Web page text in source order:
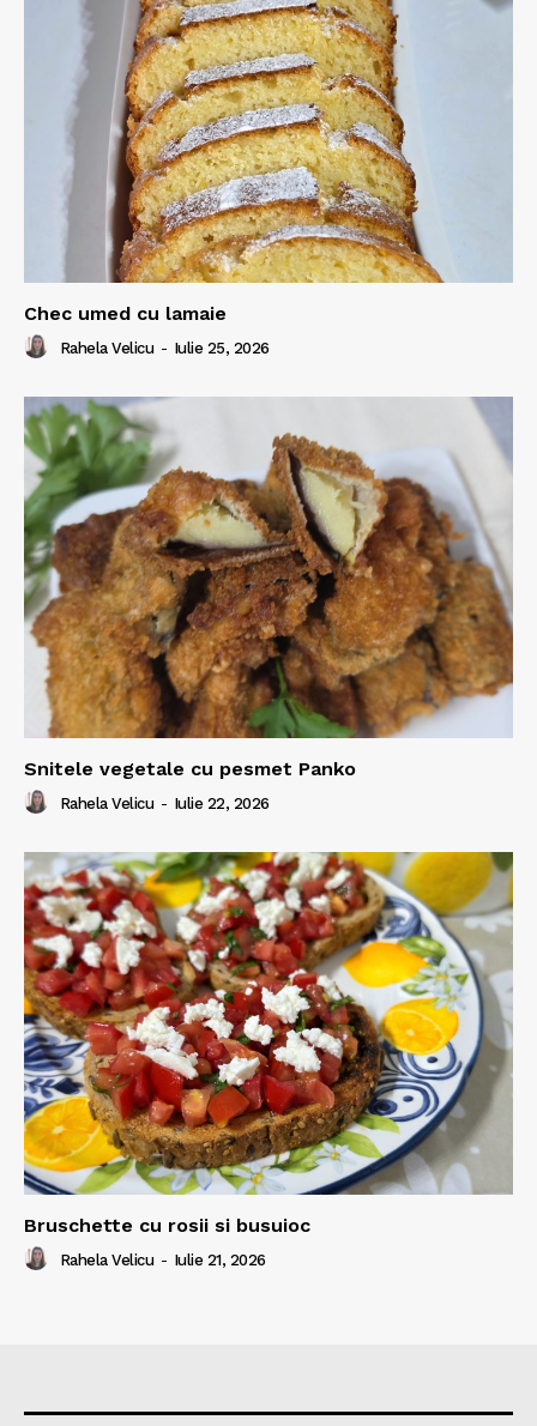
Chec umed cu lamaie
Rahela Velicu - Iulie 25, 2026
Snitele vegetale cu pesmet Panko
Rahela Velicu - Iulie 22, 2026
Bruschette cu rosii si busuioc
Rahela Velicu - Iulie 21, 2026